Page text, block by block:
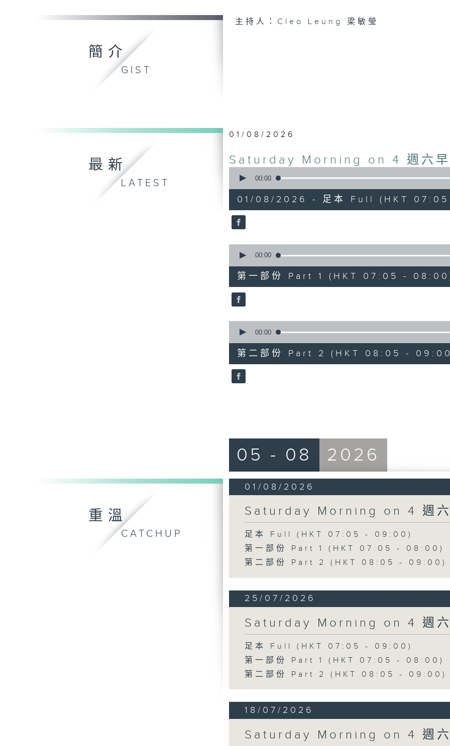
簡介
GIST
主持人：Cleo Leung 梁敏瑩
最新
LATEST
01/08/2026
Saturday Morning on 4 週六早
seconds
hour,
50
minutes,
0
90%
00:00
01/08/2026 - 足本 Full (HKT
seconds
55
minutes,
10
seconds
90%
00:00
第一部份 Part 1 (HKT 07:05 -
seconds
55
minutes,
10
seconds
90%
00:00
第二部份 Part 2 (HKT 08:05 -
重溫
CATCHUP
05 - 08 2026
01/08/2026
Saturday Morning on 4 週六
足本 Full (HKT 07:05 - 09:00)
第一部份 Part 1 (HKT 07:05 - 08:00)
第二部份 Part 2 (HKT 08:05 - 09:00)
25/07/2026
Saturday Morning on 4 週六
足本 Full (HKT 07:05 - 09:00)
第一部份 Part 1 (HKT 07:05 - 08:00)
第二部份 Part 2 (HKT 08:05 - 09:00)
18/07/2026
Saturday Morning on 4 週六